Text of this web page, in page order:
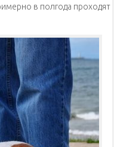
в полгода проходят